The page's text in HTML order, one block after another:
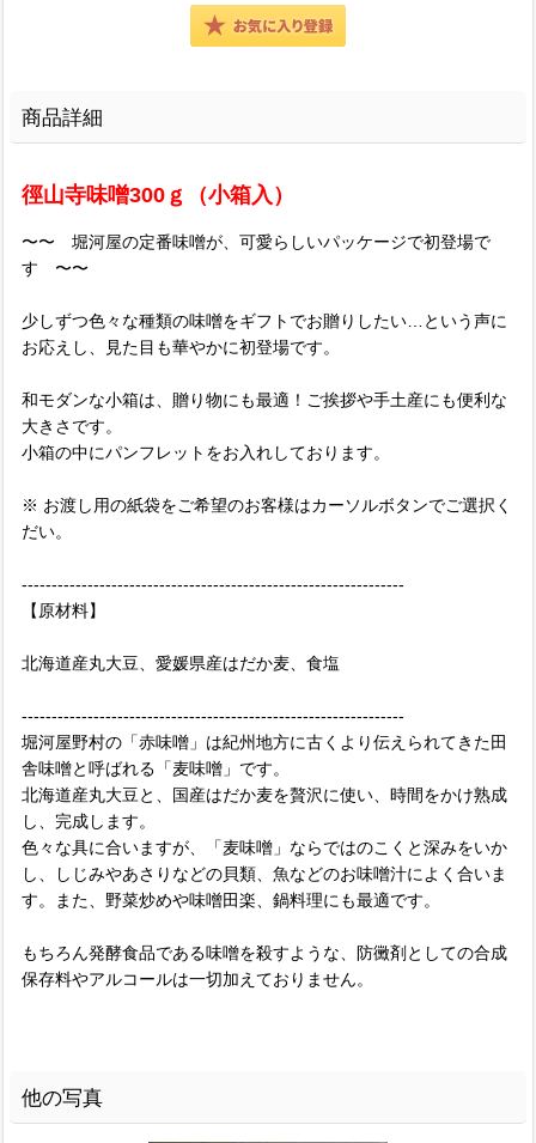
商品詳細
徑山寺味噌300ｇ（小箱入）
〜〜 堀河屋の定番味噌が、可愛らしいパッケージで初登場で
す 〜〜
少しずつ色々な種類の味噌をギフトでお贈りしたい…という声に
お応えし、見た目も華やかに初登場です。
和モダンな小箱は、贈り物にも最適！ご挨拶や手土産にも便利な
大きさです。
小箱の中にパンフレットをお入れしております。
※ お渡し用の紙袋をご希望のお客様はカーソルボタンでご選択く
だい。
----------------------------------------------------------------
【原材料】
北海道産丸大豆、愛媛県産はだか麦、食塩
----------------------------------------------------------------
堀河屋野村の「赤味噌」は紀州地方に古くより伝えられてきた田
舎味噌と呼ばれる「麦味噌」です。
北海道産丸大豆と、国産はだか麦を贅沢に使い、時間をかけ熟成
し、完成します。
色々な具に合いますが、「麦味噌」ならではのこくと深みをいか
し、しじみやあさりなどの貝類、魚などのお味噌汁によく合いま
す。また、野菜炒めや味噌田楽、鍋料理にも最適です。
もちろん発酵食品である味噌を殺すような、防黴剤としての合成
保存料やアルコールは一切加えておりません。
他の写真